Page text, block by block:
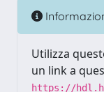
Utilizza
un link a
https://